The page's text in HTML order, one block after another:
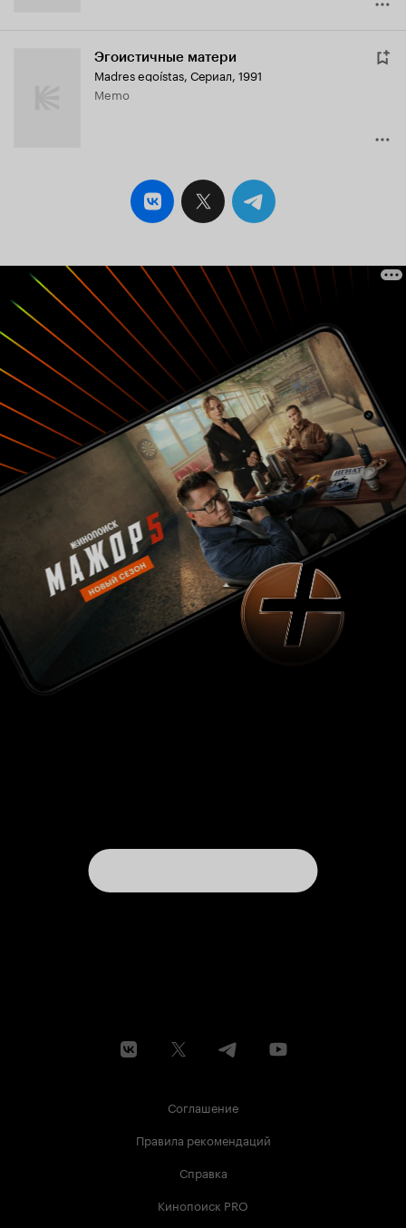
Эгоистичные матери
Madres egoístas, Сериал, 1991
Memo
Соглашение
Правила рекомендаций
Справка
Кинопоиск PRO